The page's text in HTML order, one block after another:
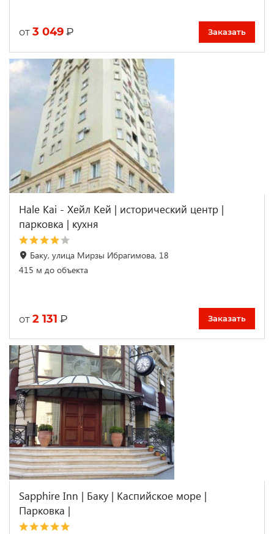
от 3 049 ₽ Заказать
Hale Kai - Хейл Кей | исторический центр |
парковка | кухня
Баку, улица Мирзы Ибрагимова, 18
415 м до объекта
от 2 131 ₽ Заказать
Sapphire Inn | Баку | Каспийское море |
Парковка |